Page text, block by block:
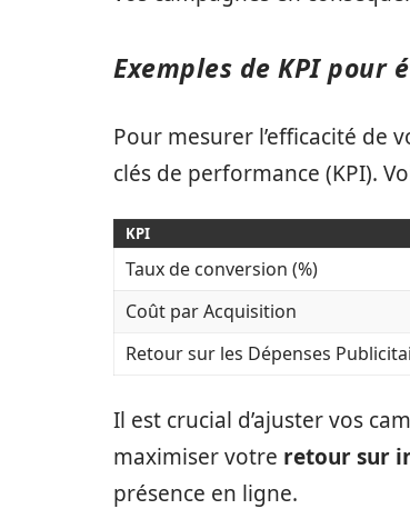
Exemples de KPI pour
Pour mesurer l’efficacité de
clés de performance (KPI).
KPI
Taux de conversion (%)
Coût par Acquisition
Retour sur les Dépenses
Il est crucial d’ajuster vos
maximiser votre retour sur
présence en ligne.